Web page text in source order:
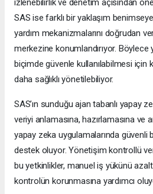
izlenebilirlik ve denetim açısından
SAS ise farklı bir yaklaşım
yardım mekanizmalarını doğrudan
merkezine konumlandırıyor. Böylece
biçimde güvenle kullanılabilmesi için
daha sağlıklı yönetilebiliyor.
SAS’ın sunduğu ajan tabanlı yapay
veriyi anlamasına, hazırlamasına
yapay zeka uygulamalarında güvenli
destek oluyor. Yönetişim kontrollü
bu yetkinlikler, manuel iş yükünü
kontrolün korunmasına yardımcı